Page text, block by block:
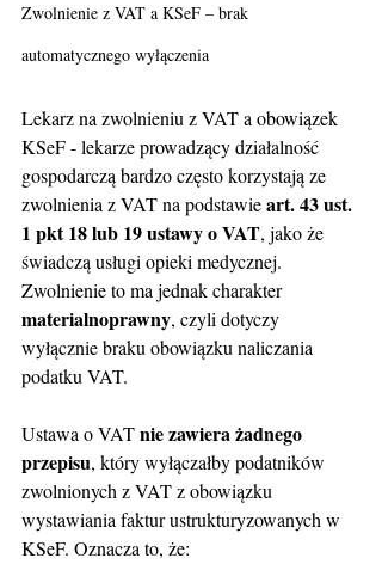
Zwolnienie z VAT a KSeF – brak
automatycznego wyłączenia
Lekarz na zwolnieniu z VAT a obowiązek
KSeF - lekarze prowadzący działalność
gospodarczą bardzo często korzystają ze
zwolnienia z VAT na podstawie art. 43 ust.
1 pkt 18 lub 19 ustawy o VAT, jako że
świadczą usługi opieki medycznej.
Zwolnienie to ma jednak charakter
materialnoprawny, czyli dotyczy
wyłącznie braku obowiązku naliczania
podatku VAT.
Ustawa o VAT nie zawiera żadnego
przepisu, który wyłączałby podatników
zwolnionych z VAT z obowiązku
wystawiania faktur ustrukturyzowanych w
KSeF. Oznacza to, że: